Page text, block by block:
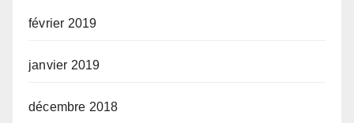
février 2019
janvier 2019
décembre 2018